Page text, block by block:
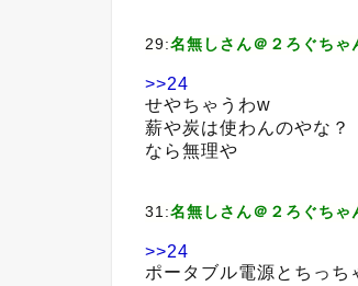
29:名無しさん＠２ろぐちゃ
>>24
せやちゃうわw
薪や炭は使わんのやな？
なら無理や
31:名無しさん＠２ろぐちゃ
>>24
ポータブル電源とちっ